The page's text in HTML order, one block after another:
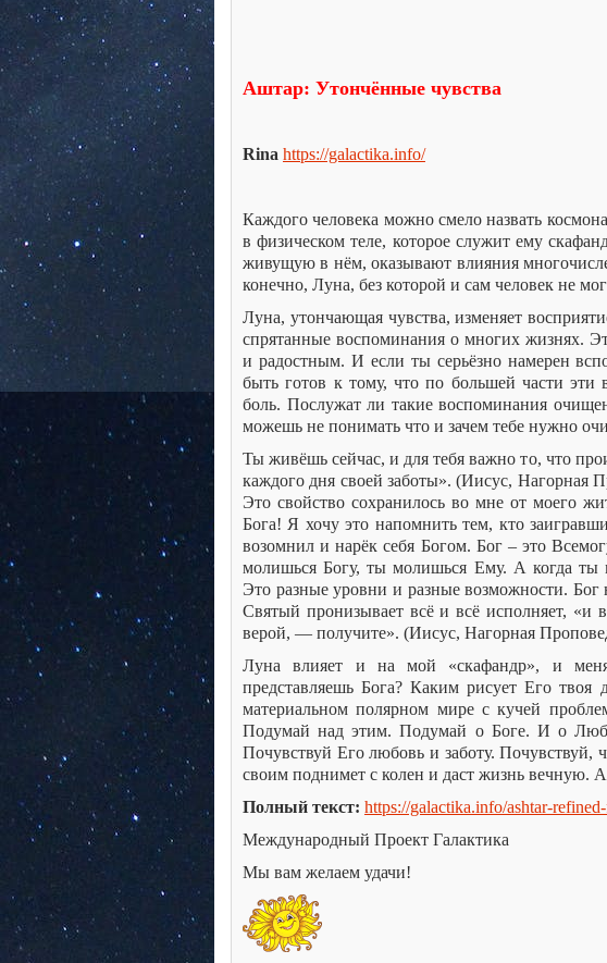
Аштар: Утончённые чувства
Rina https://galactika.info/
Каждого человека можно смело назвать
в физическом теле, которое служит ему
живущую в нём, оказывают влияния
конечно, Луна, без которой и сам человек не
Луна, утончающая чувства, изменяет
спрятанные воспоминания о многих жизнях.
и радостным. И если ты серьёзно намерен
быть готов к тому, что по большей части эти
боль. Послужат ли такие воспоминания
можешь не понимать что и зачем тебе нужно
Ты живёшь сейчас, и для тебя важно то, что
каждого дня своей заботы». (Иисус, Нагорная
Это свойство сохранилось во мне от моего
Бога! Я хочу это напомнить тем, кто
возомнил и нарёк себя Богом. Бог – это
молишься Богу, ты молишься Ему. А когда ты
Это разные уровни и разные возможности. Бог
Святый пронизывает всё и всё исполняет, «и
верой, — получите». (Иисус, Нагорная
Луна влияет и на мой «скафандр», и
представляешь Бога? Каким рисует Его
материальном полярном мире с кучей
Подумай над этим. Подумай о Боге. И о
Почувствуй Его любовь и заботу.
своим поднимет с колен и даст жизнь вечную.
Полный текст: https://galactika.info/ashtar-
Международный Проект Галактика
Мы вам желаем удачи!